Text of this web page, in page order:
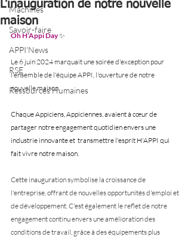
Machines
Savoir-faire
APPI'News
RSE
Ressources Humaines
L'inauguration de notre nouvelle
maison
Oh H’Appi Day ✨
Le 6 juin 2024 marquait une soirée d'exception pour
l'ensemble de l'équipe APPI, l'ouverture de notre
nouvelle maison.
Chaque Appiciens, Appiciennes, avaient à cœur de
partager notre engagement quotidien envers une
industrie innovante et  transmettre l'esprit H'APPI qui
fait vivre notre maison.
Cette inauguration symbolise la croissance de
l'entreprise, offrant de nouvelles opportunités d'emploi et
de développement. C'est également le reflet de notre
engagement continu envers une amélioration des
conditions de travail, grâce à des équipements plus